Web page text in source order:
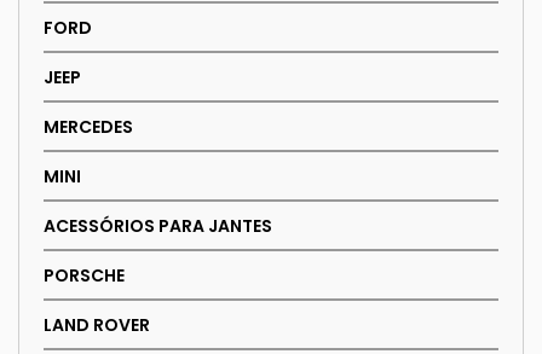
FORD
JEEP
MERCEDES
MINI
ACESSÓRIOS PARA JANTES
PORSCHE
LAND ROVER